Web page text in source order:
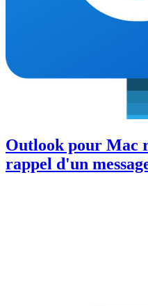
Outlook pour Mac
rappel d'un